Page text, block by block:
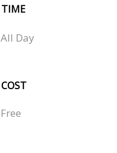
TIME
All Day
COST
Free